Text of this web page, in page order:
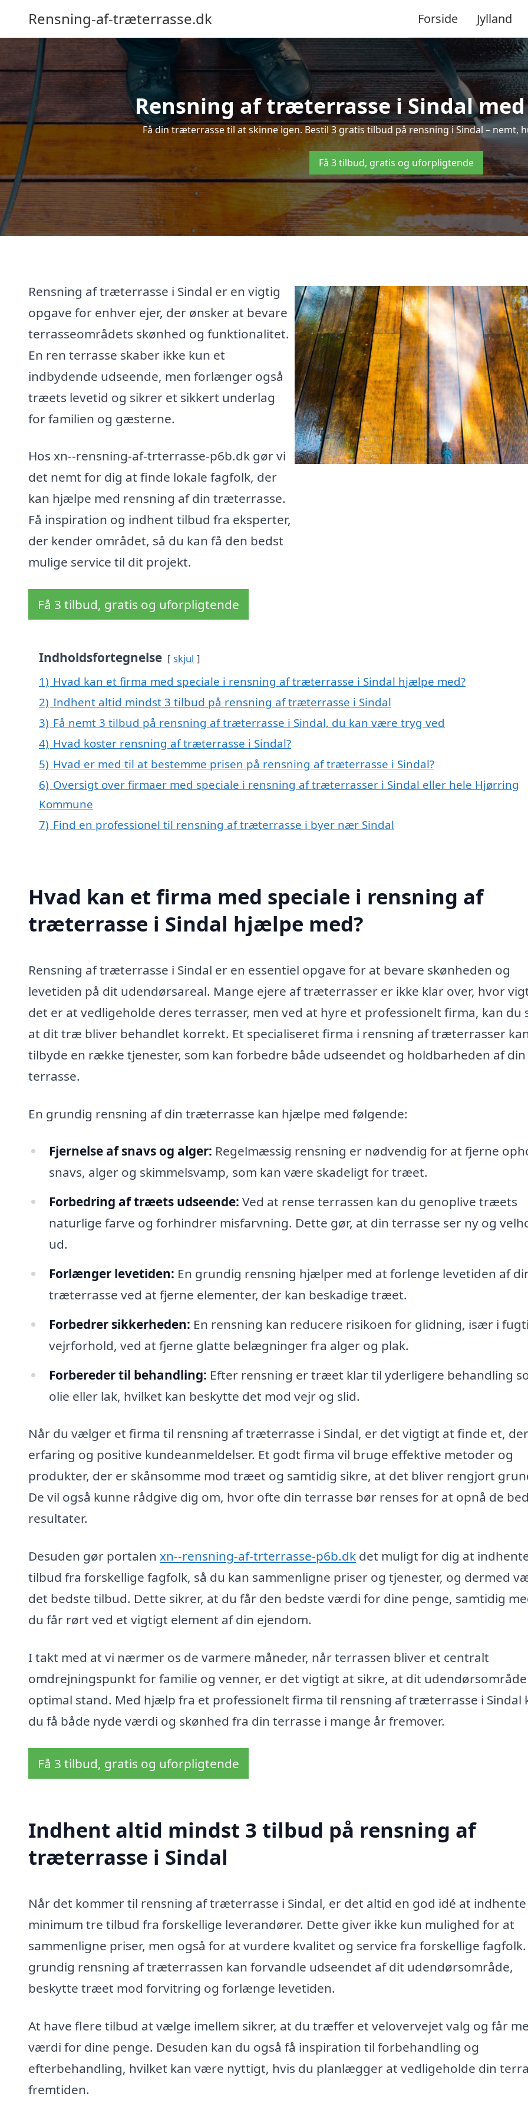
Rensning-af-træterrasse.dk Forside Jylland
Rensning af træterrasse i Sindal
Få din træterrasse til at skinne igen. Bestil 3 gratis tilbud på rensning i Sindal – nemt,
Få 3 tilbud, gratis og uforpligtende
Rensning af træterrasse i Sindal er en vigtig
opgave for enhver ejer, der ønsker at bevare
terrasseområdets skønhed og funktionalitet.
En ren terrasse skaber ikke kun et
indbydende udseende, men forlænger også
træets levetid og sikrer et sikkert underlag
for familien og gæsterne.
Hos xn--rensning-af-trterrasse-p6b.dk gør vi
det nemt for dig at finde lokale fagfolk, der
kan hjælpe med rensning af din træterrasse.
Få inspiration og indhent tilbud fra eksperter,
der kender området, så du kan få den bedst
mulige service til dit projekt.
Få 3 tilbud, gratis og uforpligtende
Indholdsfortegnelse skjul
1) Hvad kan et firma med speciale i rensning af træterrasse i Sindal hjælpe med?
2) Indhent altid mindst 3 tilbud på rensning af træterrasse i Sindal
3) Få nemt 3 tilbud på rensning af træterrasse i Sindal, du kan være tryg ved
4) Hvad koster rensning af træterrasse i Sindal?
5) Hvad er med til at bestemme prisen på rensning af træterrasse i Sindal?
6) Oversigt over firmaer med speciale i rensning af træterrasser i Sindal eller hele Hjørring
Kommune
7) Find en professionel til rensning af træterrasse i byer nær Sindal
Hvad kan et firma med speciale i rensning af
træterrasse i Sindal hjælpe med?
Rensning af træterrasse i Sindal er en essentiel opgave for at bevare skønheden og
levetiden på dit udendørsareal. Mange ejere af træterrasser er ikke klar over, hvor
det er at vedligeholde deres terrasser, men ved at hyre et professionelt firma, kan du
at dit træ bliver behandlet korrekt. Et specialiseret firma i rensning af træterrasser
tilbyde en række tjenester, som kan forbedre både udseendet og holdbarheden af din
terrasse.
En grundig rensning af din træterrasse kan hjælpe med følgende:
Fjernelse af snavs og alger: Regelmæssig rensning er nødvendig for at fjerne
snavs, alger og skimmelsvamp, som kan være skadeligt for træet.
Forbedring af træets udseende: Ved at rense terrassen kan du genoplive træets
naturlige farve og forhindrer misfarvning. Dette gør, at din terrasse ser ny og
ud.
Forlænger levetiden: En grundig rensning hjælper med at forlenge levetiden af
træterrasse ved at fjerne elementer, der kan beskadige træet.
Forbedrer sikkerheden: En rensning kan reducere risikoen for glidning, især i
vejrforhold, ved at fjerne glatte belægninger fra alger og plak.
Forbereder til behandling: Efter rensning er træet klar til yderligere behandling
olie eller lak, hvilket kan beskytte det mod vejr og slid.
Når du vælger et firma til rensning af træterrasse i Sindal, er det vigtigt at finde et,
erfaring og positive kundeanmeldelser. Et godt firma vil bruge effektive metoder og
produkter, der er skånsomme mod træet og samtidig sikre, at det bliver rengjort
De vil også kunne rådgive dig om, hvor ofte din terrasse bør renses for at opnå de
resultater.
Desuden gør portalen xn--rensning-af-trterrasse-p6b.dk det muligt for dig at
tilbud fra forskellige fagfolk, så du kan sammenligne priser og tjenester, og dermed
det bedste tilbud. Dette sikrer, at du får den bedste værdi for dine penge, samtidig
du får rørt ved et vigtigt element af din ejendom.
I takt med at vi nærmer os de varmere måneder, når terrassen bliver et centralt
omdrejningspunkt for familie og venner, er det vigtigt at sikre, at dit
optimal stand. Med hjælp fra et professionelt firma til rensning af træterrasse i Sindal
du få både nyde værdi og skønhed fra din terrasse i mange år fremover.
Få 3 tilbud, gratis og uforpligtende
Indhent altid mindst 3 tilbud på rensning af
træterrasse i Sindal
Når det kommer til rensning af træterrasse i Sindal, er det altid en god idé at indhente
minimum tre tilbud fra forskellige leverandører. Dette giver ikke kun mulighed for at
sammenligne priser, men også for at vurdere kvalitet og service fra forskellige fagfolk.
grundig rensning af træterrassen kan forvandle udseendet af dit udendørsområde,
beskytte træet mod forvitring og forlænge levetiden.
At have flere tilbud at vælge imellem sikrer, at du træffer et velovervejet valg og får
værdi for dine penge. Desuden kan du også få inspiration til forbehandling og
efterbehandling, hvilket kan være nyttigt, hvis du planlægger at vedligeholde din
fremtiden.